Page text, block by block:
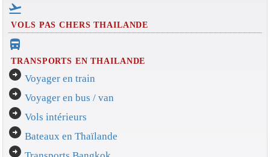
flight_takeoff
VOLS PAS CHERS THAILANDE
directions_bus_filled
TRANSPORTS EN THAILANDE
arrow_circle_right Voyager en train
arrow_circle_right Voyager en bus / van
arrow_circle_right Vols intérieurs
arrow_circle_right Bateaux en Thaïlande
arrow_circle_right